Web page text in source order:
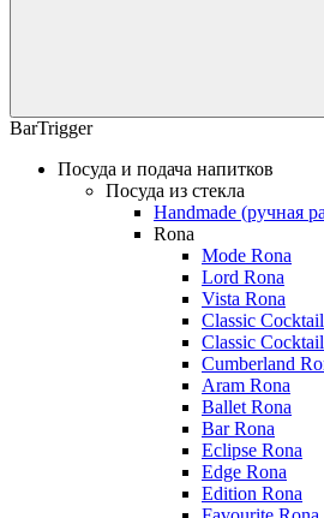
BarTrigger
Посуда и подача напитков
Посуда из стекла
Handmade (ручная
Rona
Mode Rona
Lord Rona
Vista Rona
Classic
Classic
Cumberland
Aram Rona
Ballet Rona
Bar Rona
Eclipse Rona
Edge Rona
Edition Rona